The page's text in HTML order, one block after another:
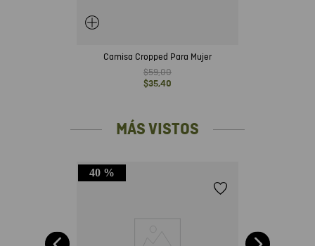
Camisa Cropped Para Mujer
$59,00
$35,40
MÁS VISTOS
40 %